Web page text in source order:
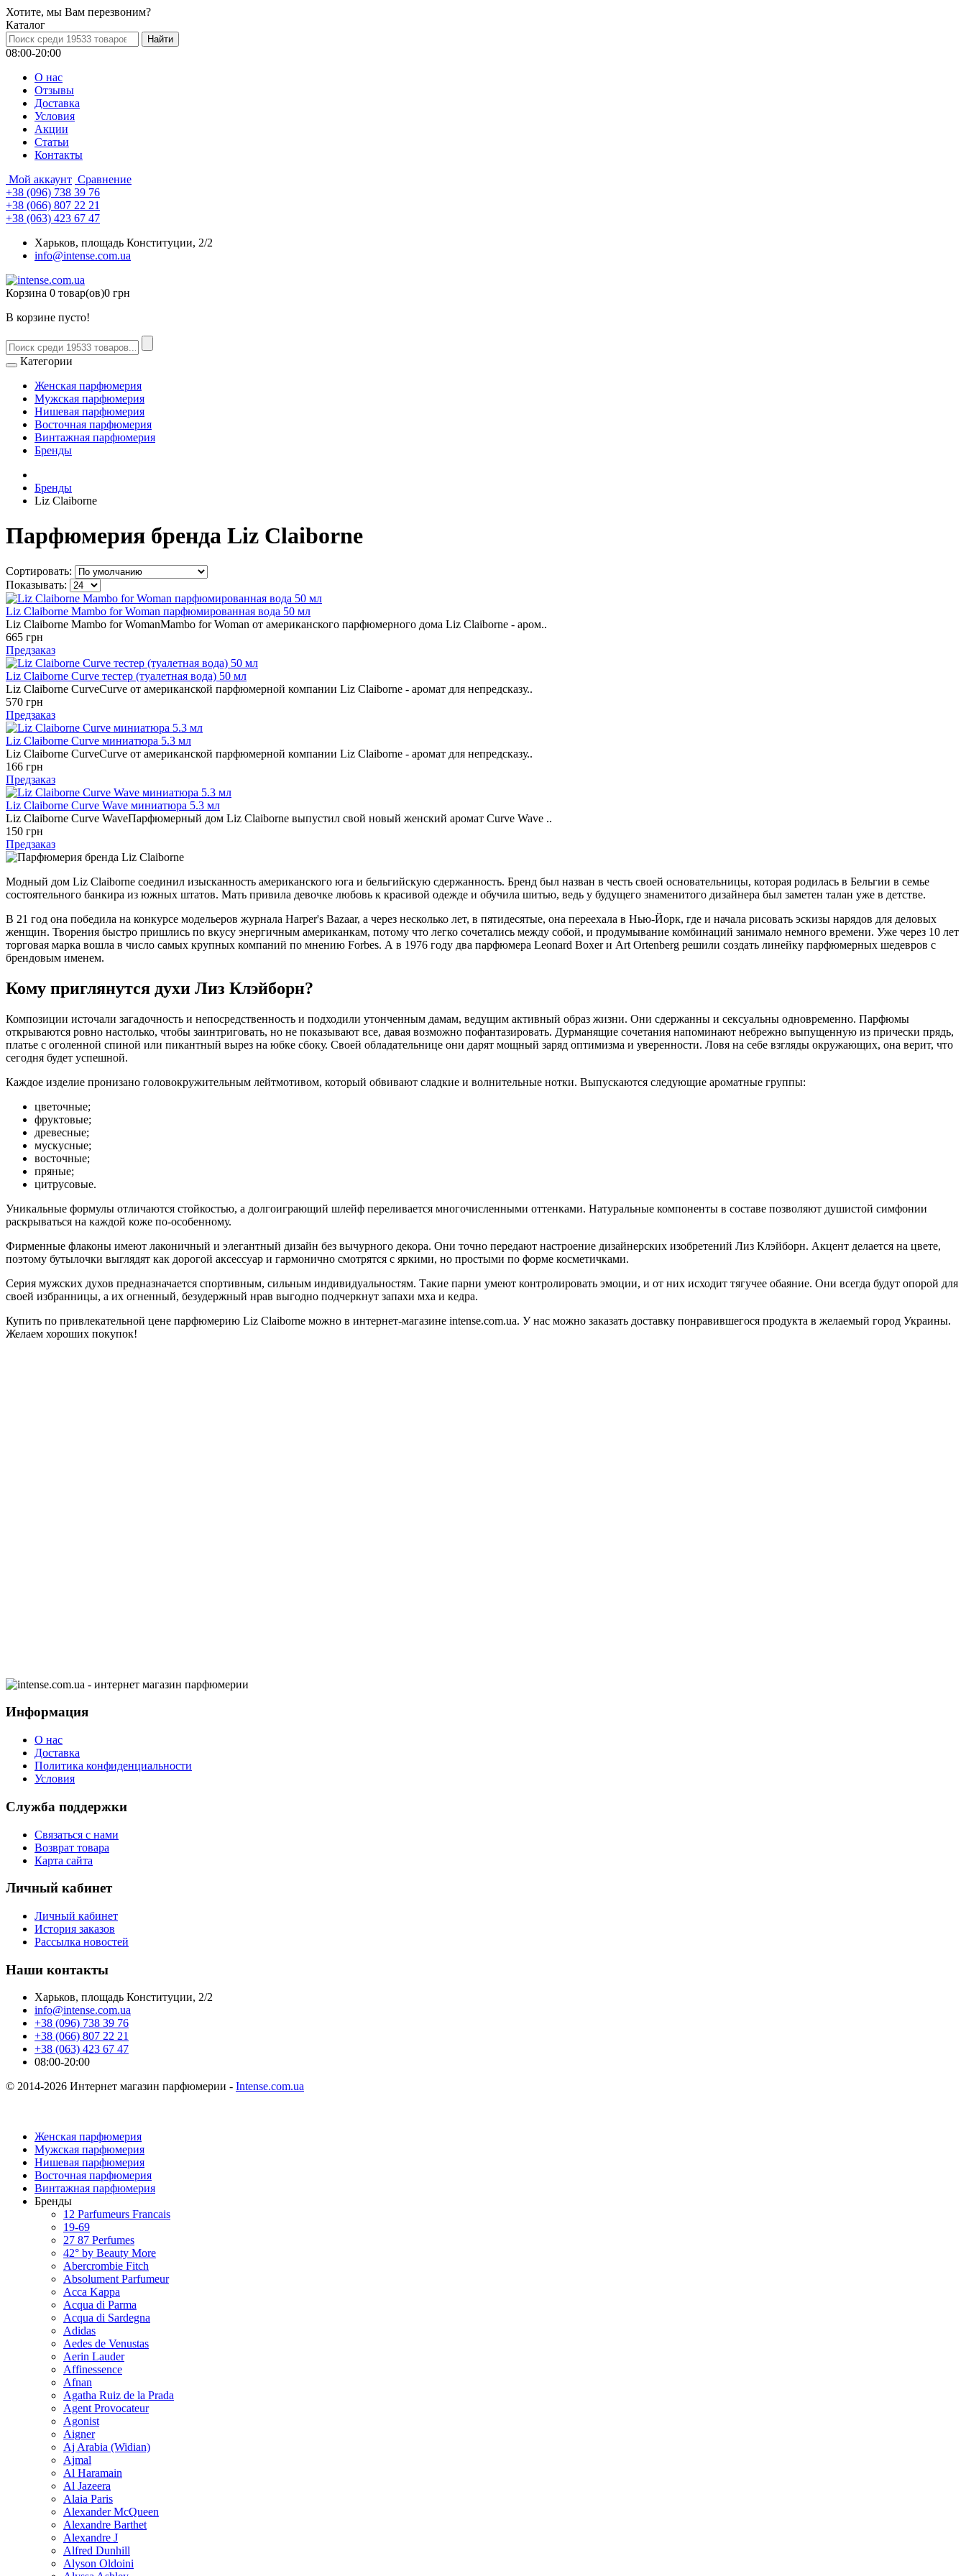
Хотите, мы Вам перезвоним?
Каталог
08:00-20:00
О нас
Отзывы
Доставка
Условия
Aкции
Статьи
Контакты
Мой аккаунт Сравнение
+38 (096) 738 39 76
+38 (066) 807 22 21
+38 (063) 423 67 47
Харьков, площадь Конституции, 2/2
info@intense.com.ua
Корзина 0 товар(ов)0 грн
В корзине пусто!
Категории
Женская парфюмерия
Мужская парфюмерия
Нишевая парфюмерия
Восточная парфюмерия
Винтажная парфюмерия
Бренды
Бренды
Liz Claiborne
Парфюмерия бренда Liz Claiborne
Сортировать:
Показывать:
Liz Claiborne Mambo for Woman парфюмированная вода 50 мл
Liz Claiborne Mambo for WomanMambo for Woman от американского парфюмерного дома Liz Claiborne - аром..
665 грн
Предзаказ
Liz Claiborne Curve тестер (туалетная вода) 50 мл
Liz Claiborne CurveCurve от американской парфюмерной компании Liz Claiborne - аромат для непредсказу..
570 грн
Предзаказ
Liz Claiborne Curve миниатюра 5.3 мл
Liz Claiborne CurveCurve от американской парфюмерной компании Liz Claiborne - аромат для непредсказу..
166 грн
Предзаказ
Liz Claiborne Curve Wave миниатюра 5.3 мл
Liz Claiborne Curve WaveПарфюмерный дом Liz Claiborne выпустил свой новый женский аромат Curve Wave ..
150 грн
Предзаказ
Модный дом Liz Claiborne соединил изысканность американского юга и бельгийскую сдержанность. Бренд был назван в честь своей основательницы, которая родилась в Бельгии в семье
состоятельного банкира из южных штатов. Мать привила девочке любовь к красивой одежде и обучила шитью, ведь у будущего знаменитого дизайнера был заметен талан уже в детстве.
В 21 год она победила на конкурсе модельеров журнала Harper's Bazaar, а через несколько лет, в пятидесятые, она переехала в Нью-Йорк, где и начала рисовать эскизы нарядов для деловых
женщин. Творения быстро пришлись по вкусу энергичным американкам, потому что легко сочетались между собой, и продумывание комбинаций занимало немного времени. Уже через 10 лет
торговая марка вошла в число самых крупных компаний по мнению Forbes. А в 1976 году два парфюмера Leonard Boxer и Art Ortenberg решили создать линейку парфюмерных шедевров с
брендовым именем.
Кому приглянутся духи Лиз Клэйборн?
Композиции источали загадочность и непосредственность и подходили утонченным дамам, ведущим активный образ жизни. Они сдержанны и сексуальны одновременно. Парфюмы
открываются ровно настолько, чтобы заинтриговать, но не показывают все, давая возможно пофантазировать. Дурманящие сочетания напоминают небрежно выпущенную из прически прядь,
платье с оголенной спиной или пикантный вырез на юбке сбоку. Своей обладательнице они дарят мощный заряд оптимизма и уверенности. Ловя на себе взгляды окружающих, она верит, что
сегодня будет успешной.
Каждое изделие пронизано головокружительным лейтмотивом, который обвивают сладкие и волнительные нотки. Выпускаются следующие ароматные группы:
цветочные;
фруктовые;
древесные;
мускусные;
восточные;
пряные;
цитрусовые.
Уникальные формулы отличаются стойкостью, а долгоиграющий шлейф переливается многочисленными оттенками. Натуральные компоненты в составе позволяют душистой симфонии
раскрываться на каждой коже по-особенному.
Фирменные флаконы имеют лаконичный и элегантный дизайн без вычурного декора. Они точно передают настроение дизайнерских изобретений Лиз Клэйборн. Акцент делается на цвете,
поэтому бутылочки выглядят как дорогой аксессуар и гармонично смотрятся с яркими, но простыми по форме косметичками.
Серия мужских духов предназначается спортивным, сильным индивидуальностям. Такие парни умеют контролировать эмоции, и от них исходит тягучее обаяние. Они всегда будут опорой для
своей избранницы, а их огненный, безудержный нрав выгодно подчеркнут запахи мха и кедра.
Купить по привлекательной цене парфюмерию Liz Claiborne можно в интернет-магазине intense.com.ua. У нас можно заказать доставку понравившегося продукта в желаемый город Украины.
Желаем хороших покупок!
Информация
О нас
Доставка
Политика конфиденциальности
Условия
Служба поддержки
Связаться с нами
Возврат товара
Карта сайта
Личный кабинет
Личный кабинет
История заказов
Рассылка новостей
Наши контакты
Харьков, площадь Конституции, 2/2
info@intense.com.ua
+38 (096) 738 39 76
+38 (066) 807 22 21
+38 (063) 423 67 47
08:00-20:00
© 2014-2026 Интернет магазин парфюмерии - Intense.com.ua
Женская парфюмерия
Мужская парфюмерия
Нишевая парфюмерия
Восточная парфюмерия
Винтажная парфюмерия
Бренды
12 Parfumeurs Francais
19-69
27 87 Perfumes
42° by Beauty More
Abercrombie Fitch
Absolument Parfumeur
Acca Kappa
Acqua di Parma
Acqua di Sardegna
Adidas
Aedes de Venustas
Aerin Lauder
Affinessence
Afnan
Agatha Ruiz de la Prada
Agent Provocateur
Agonist
Aigner
Aj Arabia (Widian)
Ajmal
Al Haramain
Al Jazeera
Alaia Paris
Alexander McQueen
Alexandre Barthet
Alexandre J
Alfred Dunhill
Alyson Oldoini